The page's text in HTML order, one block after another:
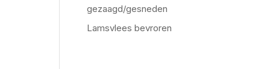
gezaagd/gesneden
Lamsvlees bevroren